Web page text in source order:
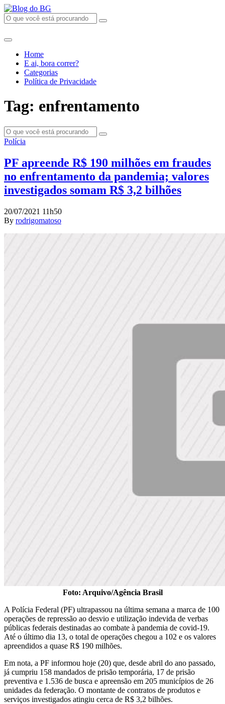
Home
E ai, bora correr?
Categorias
Política de Privacidade
Tag: enfrentamento
Polícia
PF apreende R$ 190 milhões em fraudes
no enfrentamento da pandemia; valores
investigados somam R$ 3,2 bilhões
20/07/2021 11h50
By rodrigomatoso
Foto: Arquivo/Agência Brasil
A Polícia Federal (PF) ultrapassou na última semana a marca de 100
operações de repressão ao desvio e utilização indevida de verbas
públicas federais destinadas ao combate à pandemia de covid-19.
Até o último dia 13, o total de operações chegou a 102 e os valores
apreendidos a quase R$ 190 milhões.
Em nota, a PF informou hoje (20) que, desde abril do ano passado,
já cumpriu 158 mandados de prisão temporária, 17 de prisão
preventiva e 1.536 de busca e apreensão em 205 municípios de 26
unidades da federação. O montante de contratos de produtos e
serviços investigados atingiu cerca de R$ 3,2 bilhões.